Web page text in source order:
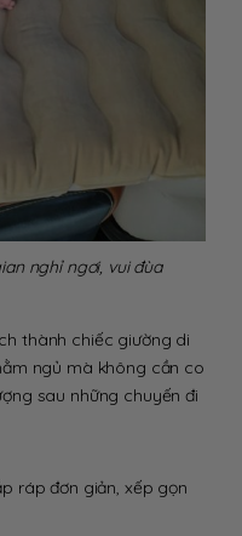
nghỉ ngơi, vui đùa
thành chiếc giường di
ngủ mà không cần co
sau những chuyến đi
ráp đơn giản, xếp gọn